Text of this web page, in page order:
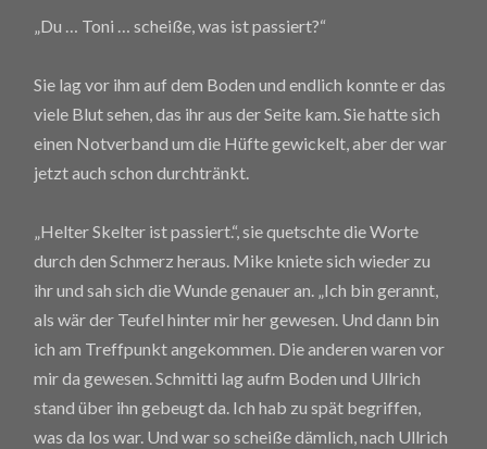
„Du … Toni … scheiße, was ist passiert?“
Sie lag vor ihm auf dem Boden und endlich konnte er das
viele Blut sehen, das ihr aus der Seite kam. Sie hatte sich
einen Notverband um die Hüfte gewickelt, aber der war
jetzt auch schon durchtränkt.
„Helter Skelter ist passiert.“, sie quetschte die Worte
durch den Schmerz heraus. Mike kniete sich wieder zu
ihr und sah sich die Wunde genauer an. „Ich bin gerannt,
als wär der Teufel hinter mir her gewesen. Und dann bin
ich am Treffpunkt angekommen. Die anderen waren vor
mir da gewesen. Schmitti lag aufm Boden und Ullrich
stand über ihn gebeugt da. Ich hab zu spät begriffen,
was da los war. Und war so scheiße dämlich, nach Ullrich